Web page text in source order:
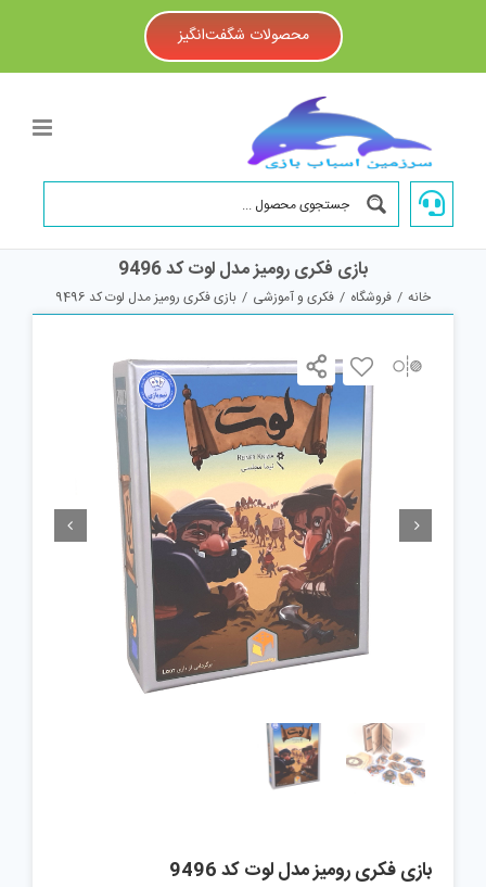
محصولات شگفت‌انگیز
بازی فکری رومیز مدل لوت کد 9496
خانه / فروشگاه / فکری و آموزشی / بازی فکری رومیز مدل لوت کد 9496
 
بازی فکری رومیز مدل لوت کد 9496